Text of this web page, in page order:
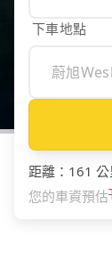
下車地點
距離 ： 161 公
您的車資預估